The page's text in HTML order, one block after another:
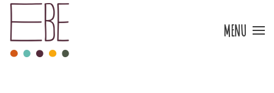
Skip to main content MENU